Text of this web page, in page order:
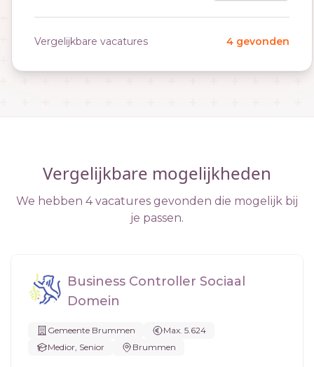
Vergelijkbare vacatures 4 gevonden
Vergelijkbare mogelijkheden
We hebben 4 vacatures gevonden die mogelijk bij
je passen.
Business Controller Sociaal
Domein
Gemeente Brummen
Max. 5.624
Medior, Senior
Brummen